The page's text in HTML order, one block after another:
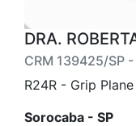
DRA.
CRM 139425/SP
R24R - Grip Plane
Sorocaba - SP